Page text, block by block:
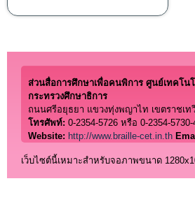
ส่วนสื่อการศึกษาเพื่อคนพิการ ศูนย์เทคโนโ
กระทรวงศึกษาธิการ
ถนนศรีอยุธยา แขวงทุ่งพญาไท เขตราชเท
โทรศัพท์: 0-2354-5726 หรือ 0-2354-
Website: http://www.braille-cet.in.th
เว็บไซต์นี้เหมาะสำหรับจอภาพขนาด